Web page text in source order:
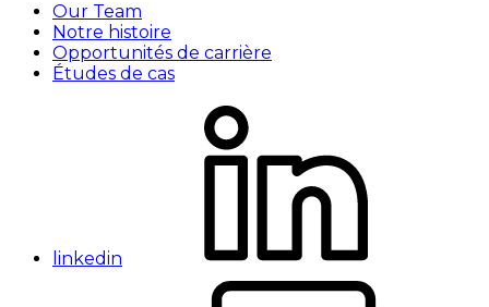
Our Team
Notre histoire
Opportunités de carrière
Études de cas
linkedin